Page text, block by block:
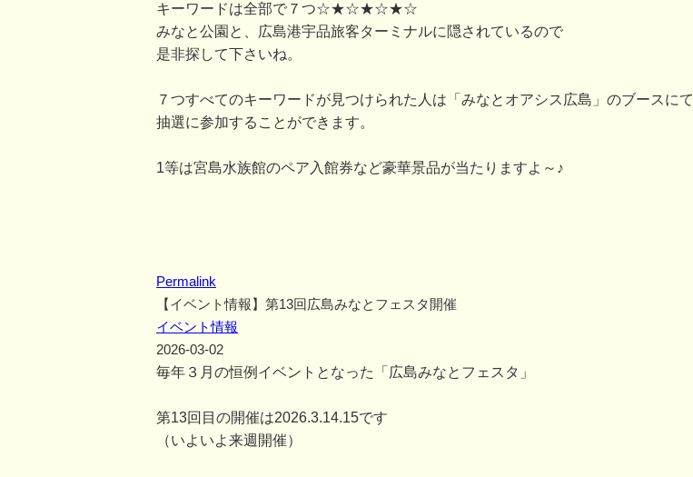
キーワードは全部で７つ☆★☆★☆★☆
みなと公園と、広島港宇品旅客ターミナルに隠されているので
是非探して下さいね。
７つすべてのキーワードが見つけられた人は「みなとオアシス広島」のブースにて
抽選に参加することができます。
1等は宮島水族館のペア入館券など豪華景品が当たりますよ～♪
Permalink
【イベント情報】第13回広島みなとフェスタ開催
イベント情報
2026-03-02
毎年３月の恒例イベントとなった「広島みなとフェスタ」
第13回目の開催は2026.3.14.15です
（いよいよ来週開催）